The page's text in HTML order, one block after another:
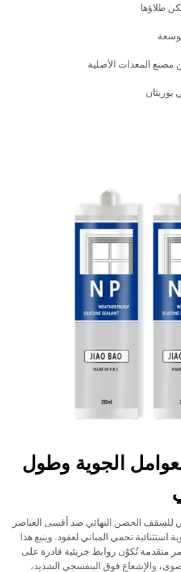
طلاؤها
مصنع المعدات الأصلية
يوريثان
الجوية وطول
للسقف الحصن النهائي ضد أقسى العناصر
استثنائية تحمي المباني لعقود. وينبع هذا
متقدمة تُكوّن روابط جزيئية قادرة على
والإشعاع فوق البنفسجي الشديد،